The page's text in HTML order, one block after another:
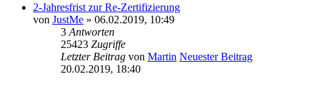
2-Jahresfrist zur Re-Zertifizierung
von JustMe » 06.02.2019, 10:49
3 Antworten
25423 Zugriffe
Letzter Beitrag von Martin Neuester Beitrag
20.02.2019, 18:40